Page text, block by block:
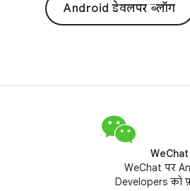
Android डेवलपर ब्लॉग
WeChat
WeChat पर
Developers को